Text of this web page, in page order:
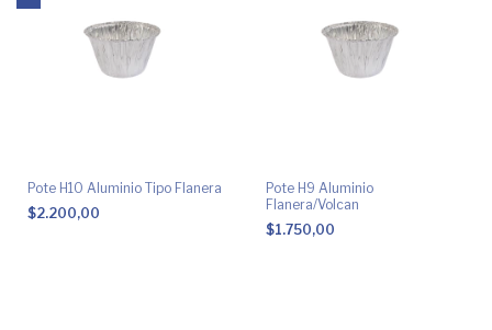
Pote H10 Aluminio Tipo Flanera
$2.200,00
Pote H9 Aluminio
Flanera/Volcan
$1.750,00